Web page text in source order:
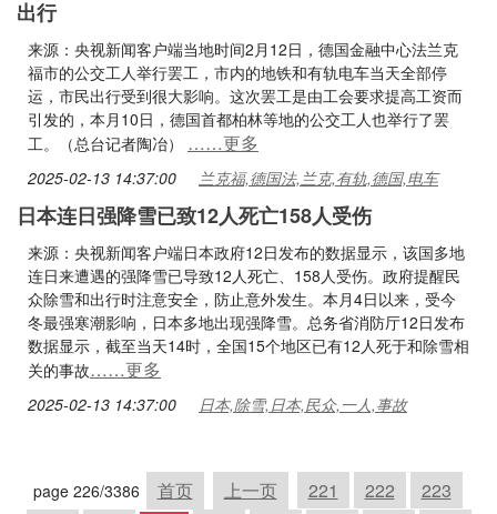
出行
来源：央视新闻客户端当地时间2月12日，德国金融中心法兰克
福市的公交工人举行罢工，市内的地铁和有轨电车当天全部停
运，市民出行受到很大影响。这次罢工是由工会要求提高工资而
引发的，本月10日，德国首都柏林等地的公交工人也举行了罢
工。（总台记者陶冶） ……更多
2025-02-13 14:37:00 兰克福,德国法,兰克,有轨,德国,电车
日本连日强降雪已致12人死亡158人受伤
来源：央视新闻客户端日本政府12日发布的数据显示，该国多地
连日来遭遇的强降雪已导致12人死亡、158人受伤。政府提醒民
众除雪和出行时注意安全，防止意外发生。本月4日以来，受今
冬最强寒潮影响，日本多地出现强降雪。总务省消防厅12日发布
数据显示，截至当天14时，全国15个地区已有12人死于和除雪相
关的事故……更多
2025-02-13 14:37:00 日本,除雪,日本,民众,一人,事故
page 226/3386 首页 上一页 221 222
223